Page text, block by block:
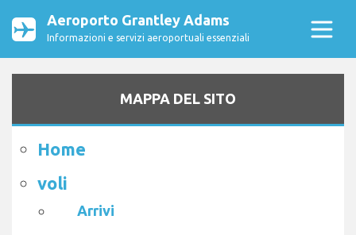
Aeroporto Grantley Adams
Informazioni e servizi aeroportuali essenziali
MAPPA DEL SITO
Home
voli
Arrivi